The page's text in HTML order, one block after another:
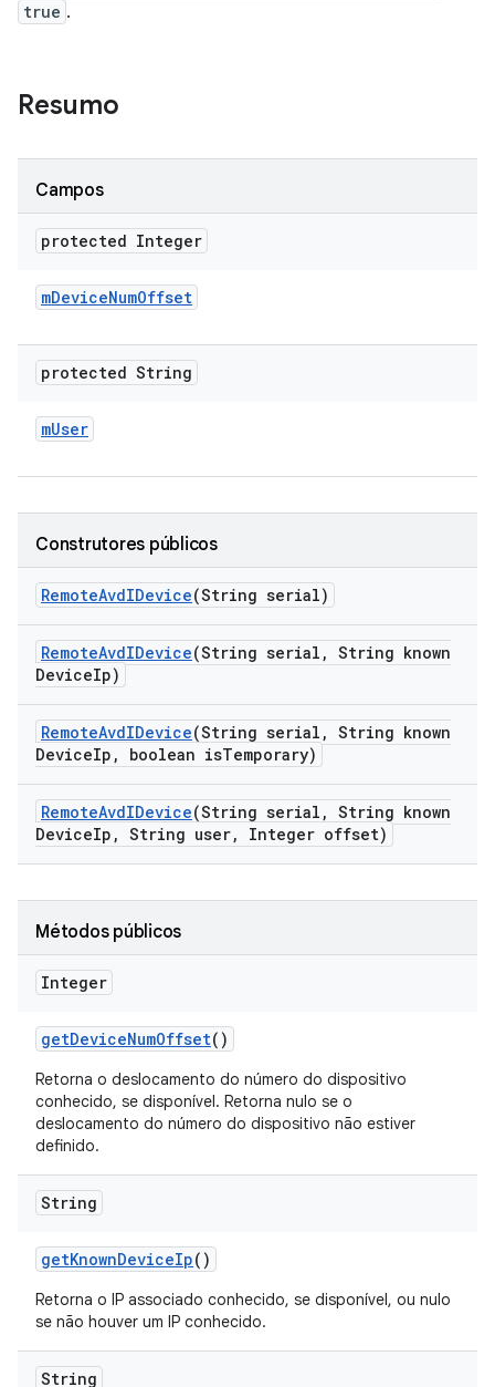
true .
Resumo
Campos
protected Integer
mDeviceNumOffset
protected String
mUser
Construtores públicos
RemoteAvdIDevice(String serial)
RemoteAvdIDevice(String serial , String known
DeviceIp)
RemoteAvdIDevice(String serial , String known
DeviceIp , boolean isTemporary)
RemoteAvdIDevice(String serial , String known
DeviceIp , String user, Integer offset)
Métodos públicos
Integer
getDeviceNumOffset()
Retorna o deslocamento do número do dispositivo
conhecido, se disponível. Retorna nulo se o
deslocamento do número do dispositivo não estiver
definido.
String
getKnownDeviceIp()
Retorna o IP associado conhecido, se disponível, ou nulo
se não houver um IP conhecido.
String